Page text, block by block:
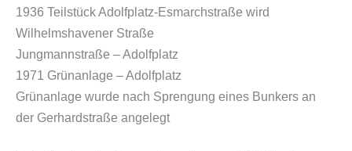
1936 Teilstück Adolfplatz-Esmarchstraße wird
Wilhelmshavener Straße
Jungmannstraße – Adolfplatz
1971 Grünanlage – Adolfplatz
Grünanlage wurde nach Sprengung eines Bunkers an
der Gerhardstraße angelegt